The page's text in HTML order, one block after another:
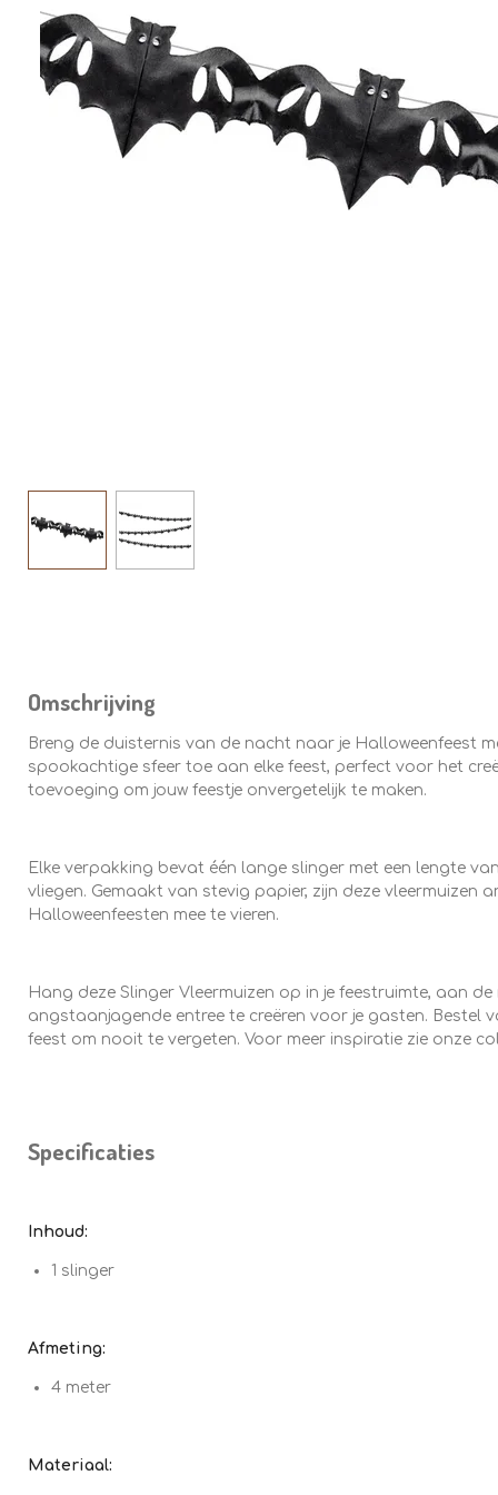
Omschrijving
Breng de duisternis van de nacht naar je Halloweenfeest
spookachtige sfeer toe aan elke feest, perfect voor het
toevoeging om jouw feestje onvergetelijk te maken.
Elke verpakking bevat één lange slinger met een lengte
vliegen. Gemaakt van stevig papier, zijn deze
Halloweenfeesten mee te vieren.
Hang deze Slinger Vleermuizen op in je feestruimte, aan
angstaanjagende entree te creëren voor je gasten. Bestel
feest om nooit te vergeten. Voor meer inspiratie zie onze
Specificaties
Inhoud:
1 slinger
Afmeting:
4 meter
Materiaal: